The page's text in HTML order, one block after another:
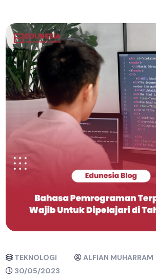
TEKNOLOGI
ALFIAN MUHARRAM
30/05/2023